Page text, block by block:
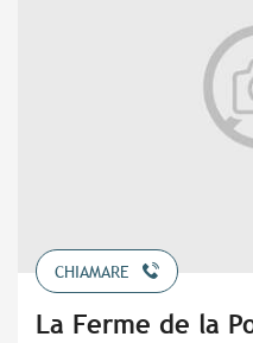
CHIAMARE
La Ferme de la